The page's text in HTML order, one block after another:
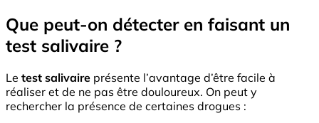
Que peut-on détecter en faisant un
test salivaire ?
Le test salivaire présente l’avantage d’être facile à
réaliser et de ne pas être douloureux. On peut y
rechercher la présence de certaines drogues :